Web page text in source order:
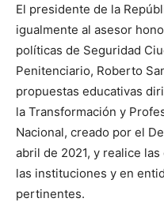
El presidente de la
igualmente al asesor
políticas de Seguridad
Penitenciario, Roberto
propuestas educativas
la Transformación y
Nacional, creado por el
abril de 2021, y realice
las instituciones y en
pertinentes.